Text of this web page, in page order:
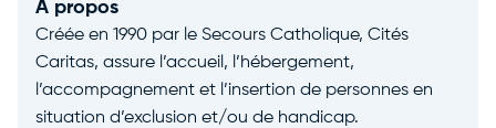
A propos
Créée en 1990 par le Secours Catholique, Cités
Caritas, assure l’accueil, l’hébergement,
l’accompagnement et l’insertion de personnes en
situation d’exclusion et/ou de handicap.